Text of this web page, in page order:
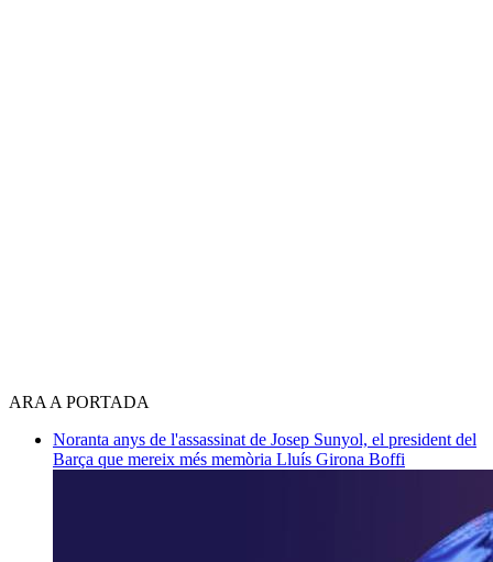
ARA A PORTADA
Noranta anys de l'assassinat de Josep Sunyol, el president del
Barça que mereix més memòria Lluís Girona Boffi